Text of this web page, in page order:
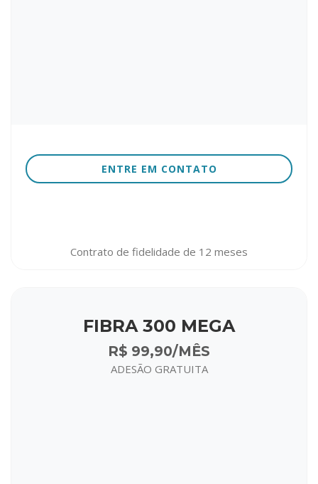
ENTRE EM CONTATO
Contrato de fidelidade de 12 meses
FIBRA 300 MEGA
R$ 99,90/MÊS
ADESÃO GRATUITA